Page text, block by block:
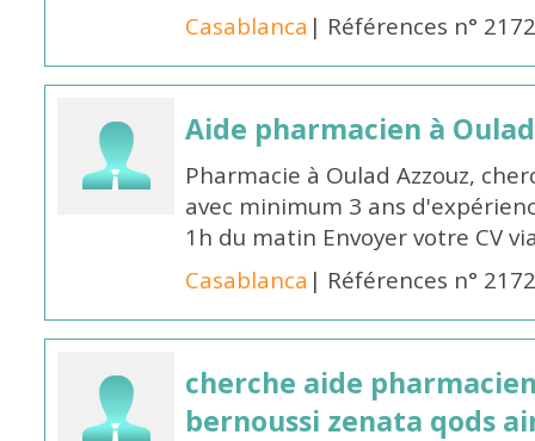
Casablanca | Références n°
Aide pharmacien à
Pharmacie à Oulad Azzouz,
avec minimum 3 ans
1h du matin Envoyer votre CV
Casablanca | Références n°
cherche aide
bernoussi zenata qods